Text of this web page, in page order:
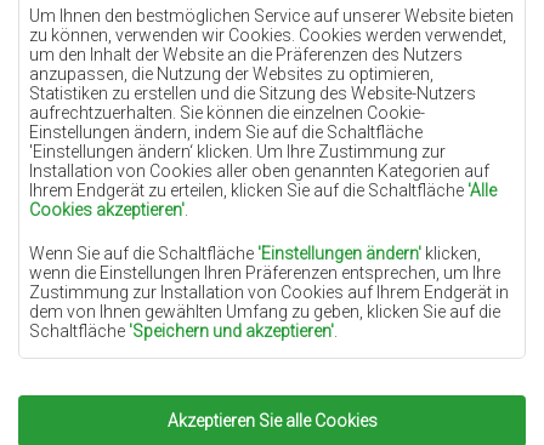
Um Ihnen den bestmöglichen Service auf unserer Website bieten
zu können, verwenden wir Cookies. Cookies werden verwendet,
um den Inhalt der Website an die Präferenzen des Nutzers
anzupassen, die Nutzung der Websites zu optimieren,
Statistiken zu erstellen und die Sitzung des Website-Nutzers
aufrechtzuerhalten. Sie können die einzelnen Cookie-
Einstellungen ändern, indem Sie auf die Schaltfläche
'Einstellungen ändern‘ klicken. Um Ihre Zustimmung zur
Installation von Cookies aller oben genannten Kategorien auf
Ihrem Endgerät zu erteilen, klicken Sie auf die Schaltfläche 'Alle
Cookies akzeptieren'
Wenn Sie auf die Schaltfläche 'Einstellungen ändern' klicken,
wenn die Einstellungen Ihren Präferenzen entsprechen, um Ihre
Zustimmung zur Installation von Cookies auf Ihrem Endgerät in
dem von Ihnen gewählten Umfang zu geben, klicken Sie auf die
Schaltfläche 'Speichern und akzeptieren'
Grundlage für die Verarbeitung das berechtigte Interesse des
Datenverwalters (TEPPICHECHEMEX) oder Dritter in Form der
Bereitstellung qualitativ hochwertiger Dienste auf unserer
Akzeptieren Sie alle Cookies
Teppiche Lilac
Teppiche Gelb
Teppiche Pfefferminz
Teppiche Blau
Teppiche Orange
Teppiche Rosa
Teppiche Terrakotte
Teppiche Grün
Teppiche Golden
Copyright 2022Teppiche Chemex.Alle Rechte